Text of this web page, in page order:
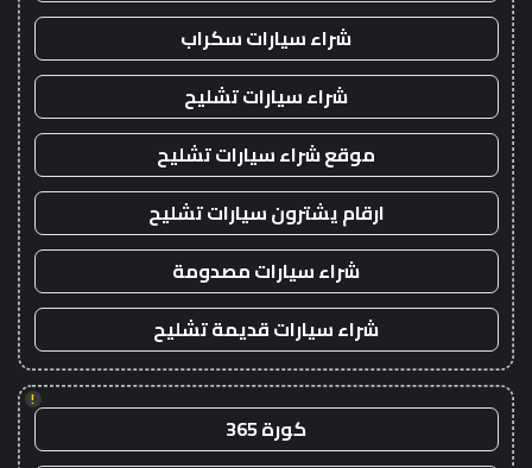
شراء سيارات سكراب
شراء سيارات تشليح
موقع شراء سيارات تشليح
ارقام يشترون سيارات تشليح
شراء سيارات مصدومة
شراء سيارات قديمة تشليح
!
كورة 365